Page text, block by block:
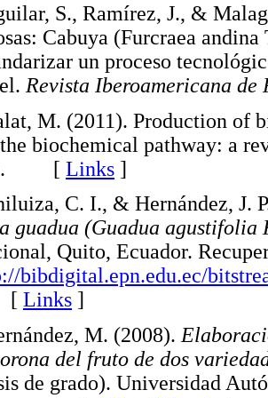
S., Ramírez, J., &
Cabuya (Furcraea
un proceso
Revista Iberoamericana de
M. (2011). Production of
biochemical pathway: a
[ Links ]
C. I., & Hernández, J.
guadua (Guadua agustifolia
Quito, Ecuador.
bibdigital.epn.edu.ec/
Links ]
M. (2008).
del fruto de dos
de grado). Universidad